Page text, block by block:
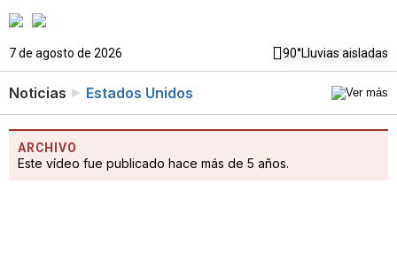
7 de agosto de 2026 90°Lluvias aisladas
Noticias Estados Unidos
ARCHIVO
Este vídeo fue publicado hace más de 5 años.